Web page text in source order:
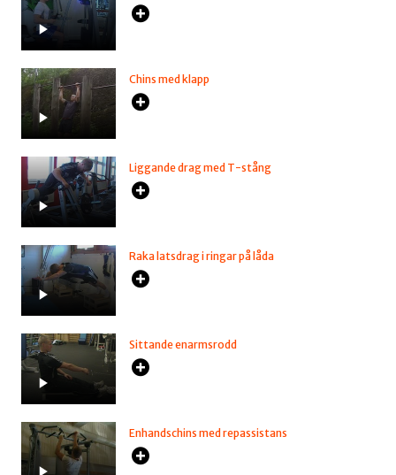
Chins med klapp
Liggande drag med T-stång
Raka latsdrag i ringar på låda
Sittande enarmsrodd
Enhandschins med repassistans